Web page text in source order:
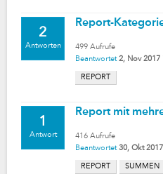
2
Antworten
Report-
499 Aufrufe
Beantwortet 2, Nov 2017
REPORT
1
Antwort
Report mit
416 Aufrufe
Beantwortet 30, Okt 2017
REPORT SUMMEN